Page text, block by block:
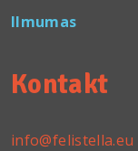
Ilmumas
Kontakt
info@felistella.eu